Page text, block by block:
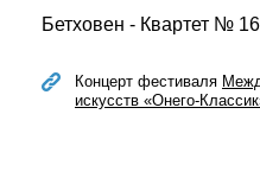
Бетховен - Квартет №
Концерт фестиваля
искусств «Онего-